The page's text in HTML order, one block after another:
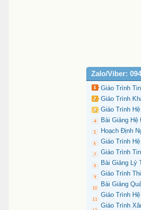
Zalo/Viber:
Giáo Trình
Giáo Trình
Giáo Trình
Bài Giảng Hệ
Hoạch Định
Giáo Trình
Giáo Trình
Bài Giảng Lý
Giáo Trình
Bài Giảng
Giáo Trình
Giáo Trình